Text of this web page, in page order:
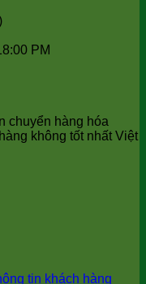
PM
chuyển hàng hóa
không tốt nhất Việt
tin khách hàng